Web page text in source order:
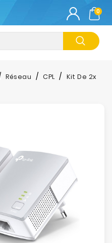
0
Réseau CPL
Kit De 2x